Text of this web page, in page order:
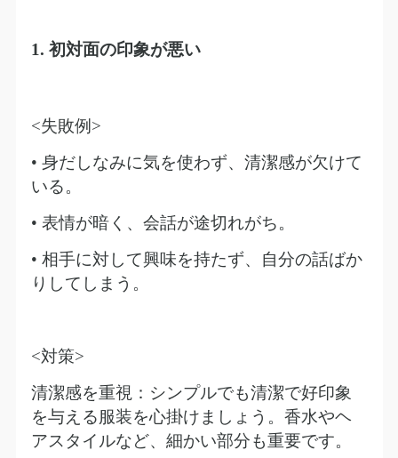
1. 初対面の印象が悪い
<失敗例>
• 身だしなみに気を使わず、清潔感が欠けて
いる。
• 表情が暗く、会話が途切れがち。
• 相手に対して興味を持たず、自分の話ばか
りしてしまう。
<対策>
清潔感を重視：シンプルでも清潔で好印象
を与える服装を心掛けましょう。香水やヘ
アスタイルなど、細かい部分も重要です。